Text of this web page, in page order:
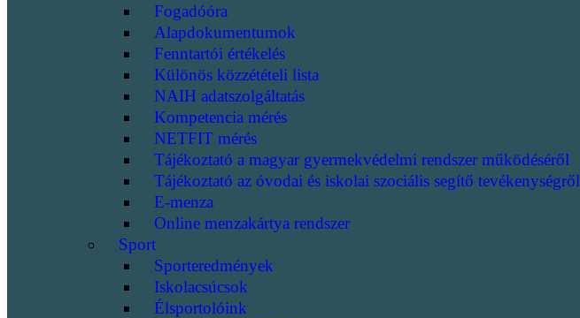
Fogadóóra
Alapdokumentumok
Fenntartói értékelés
Különös közzétételi lista
NAIH adatszolgáltatás
Kompetencia mérés
NETFIT mérés
Tájékoztató a magyar gyermekvédelmi rendszer működéséről
Tájékoztató az óvodai és iskolai szociális segítő tevékenységről
E-menza
Online menzakártya rendszer
Sport
Sporteredmények
Iskolacsúcsok
Élsportolóink